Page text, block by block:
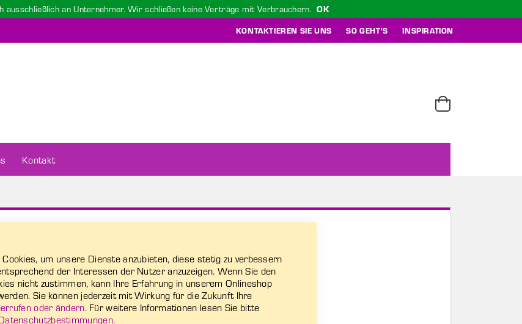
ausschließlich an Unternehmer. Wir schließen keine Verträge mit Verbrauchern. OK
KONTAKTIEREN SIE UNS SO GEHT'S INSPIRATION
Cart
Kontakt
um unsere Dienste anzubieten, diese stetig zu verbessern
der Interessen der Nutzer anzuzeigen. Wenn Sie den
nicht zustimmen, kann Ihre Erfahrung in unserem Onlineshop
Sie können jederzeit mit Wirkung für die Zukunft Ihre
oder ändern. Für weitere Informationen lesen Sie bitte
.